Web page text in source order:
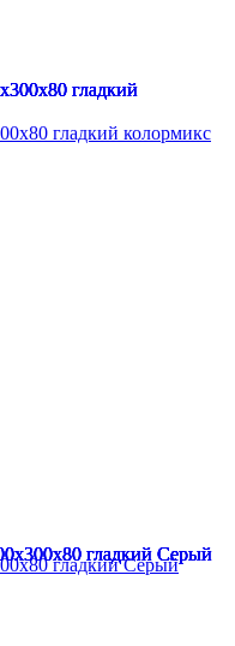
гладкий колормикс
гладкий Серый